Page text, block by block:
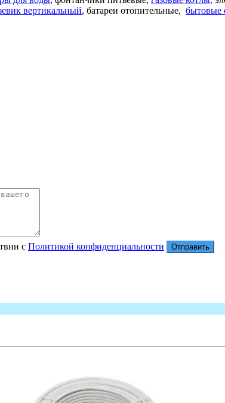
вертикальный, батареи отопительные, бытовые
с Политикой конфиденциальности Отправить